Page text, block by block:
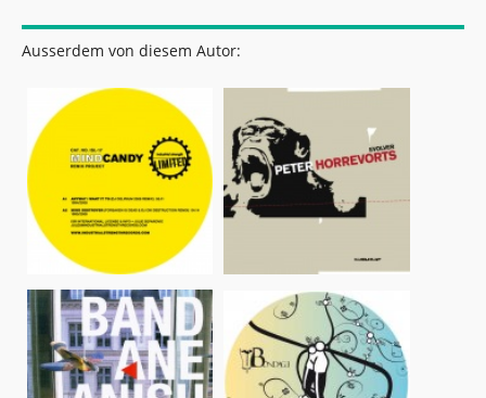
Ausserdem von diesem Autor: